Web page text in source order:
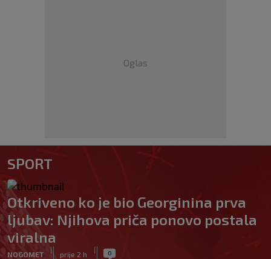
Oglas
SPORT
Otkriveno ko je bio Georginina prva
ljubav: Njihova priča ponovo postala
viralna
NOGOMET
|
prije 2 h
| 0